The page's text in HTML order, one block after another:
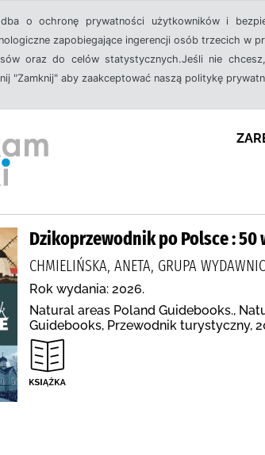
o ochronę prywatności użytkowników i
zapobiegające ingerencji osób trzecich w
oraz do celów statystycznych.Jeśli nie
"Zamknij" aby zaakceptować naszą politykę
Dzikoprzewodnik po Polsce :
CHMIELIŃSKA, ANETA, GRUPA
Rok wydania: 2026.
Natural areas Poland Guidebooks.,
Guidebooks, Przewodnik turystyczny,